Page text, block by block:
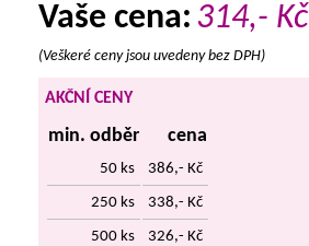
Vaše cena: 314,- Kč
(Veškeré ceny jsou uvedeny bez DPH)
AKČNÍ CENY
min. odběr cena
50 ks 386,- Kč
250 ks 338,- Kč
500 ks 326,- Kč